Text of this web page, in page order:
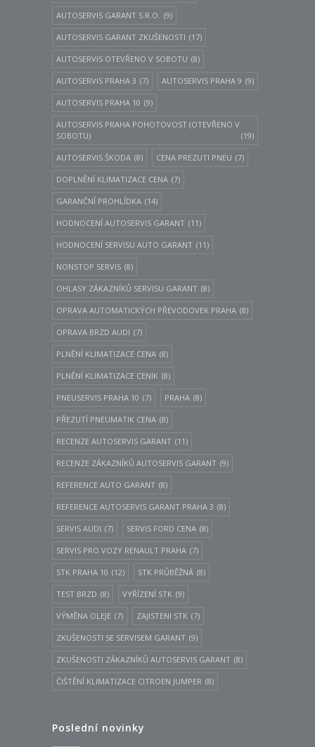
AUTOSERVIS GARANT S.R.O. (9)
AUTOSERVIS GARANT ZKUŠENOSTI (17)
AUTOSERVIS OTEVŘENO V SOBOTU (8)
AUTOSERVIS PRAHA 3 (7) AUTOSERVIS PRAHA 9 (9)
AUTOSERVIS PRAHA 10 (9)
AUTOSERVIS PRAHA POHOTOVOST (OTEVŘENO V
SOBOTU)
(19)
AUTOSERVIS ŠKODA (8) CENA PREZUTI PNEU (7)
DOPLNĚNÍ KLIMATIZACE CENA (7)
GARANČNÍ PROHLÍDKA (14)
HODNOCENÍ AUTOSERVIS GARANT (11)
HODNOCENÍ SERVISU AUTO GARANT (11)
NONSTOP SERVIS (8)
OHLASY ZÁKAZNÍKŮ SERVISU GARANT (8)
OPRAVA AUTOMATICKÝCH PŘEVODOVEK PRAHA (8)
OPRAVA BRZD AUDI (7)
PLNĚNÍ KLIMATIZACE CENA (8)
PLNĚNÍ KLIMATIZACE CENIK (8)
PNEUSERVIS PRAHA 10 (7) PRAHA (8)
PŘEZUTÍ PNEUMATIK CENA (8)
RECENZE AUTOSERVIS GARANT (11)
RECENZE ZÁKAZNÍKŮ AUTOSERVIS GARANT (9)
REFERENCE AUTO GARANT (8)
REFERENCE AUTOSERVIS GARANT PRAHA 3 (8)
SERVIS AUDI (7) SERVIS FORD CENA (8)
SERVIS PRO VOZY RENAULT PRAHA (7)
STK PRAHA 10 (12) STK PRŮBĚŽNÁ (8)
TEST BRZD (8) VYŘÍZENÍ STK (9)
VÝMĚNA OLEJE (7) ZAJISTENI STK (7)
ZKUŠENOSTI SE SERVISEM GARANT (9)
ZKUŠENOSTI ZÁKAZNÍKŮ AUTOSERVIS GARANT (8)
ČIŠTĚNÍ KLIMATIZACE CITROEN JUMPER (8)
Poslední novinky